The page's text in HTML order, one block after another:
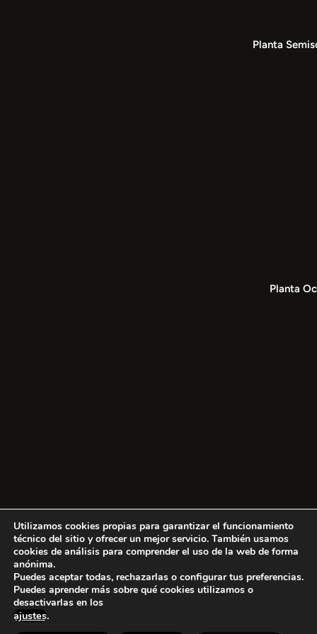
Planta
Planta
Otros
Utilizamos cookies propias para garantizar el funcionamiento
técnico del sitio y ofrecer un mejor servicio. También usamos
cookies de análisis para comprender el uso de la web de forma
anónima.
Puedes aceptar todas, rechazarlas o configurar tus preferencias.
Puedes aprender más sobre qué cookies utilizamos o
desactivarlas en los
ajustes.